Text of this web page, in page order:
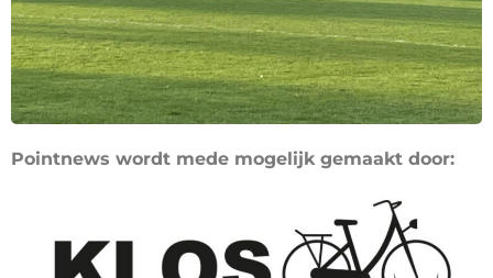
Pointnews wordt mede mogelijk gemaakt door: